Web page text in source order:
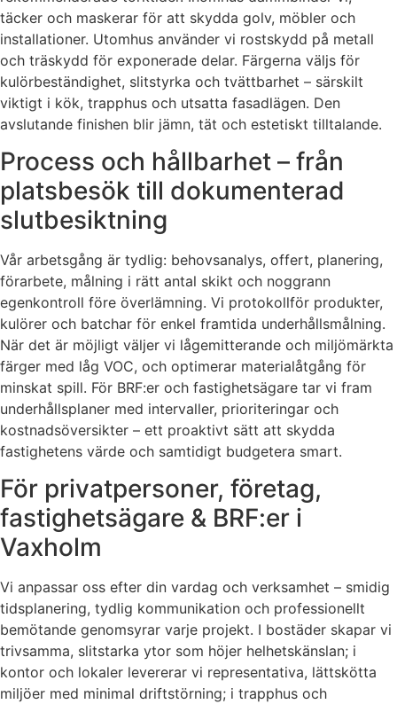
täcker och maskerar för att skydda golv, möbler och
installationer. Utomhus använder vi rostskydd på metall
och träskydd för exponerade delar. Färgerna väljs för
kulörbeständighet, slitstyrka och tvättbarhet – särskilt
viktigt i kök, trapphus och utsatta fasadlägen. Den
avslutande finishen blir jämn, tät och estetiskt tilltalande.
Process och hållbarhet – från
platsbesök till dokumenterad
slutbesiktning
Vår arbetsgång är tydlig: behovsanalys, offert, planering,
förarbete, målning i rätt antal skikt och noggrann
egenkontroll före överlämning. Vi protokollför produkter,
kulörer och batchar för enkel framtida underhållsmålning.
När det är möjligt väljer vi lågemitterande och miljömärkta
färger med låg VOC, och optimerar materialåtgång för
minskat spill. För BRF:er och fastighetsägare tar vi fram
underhållsplaner med intervaller, prioriteringar och
kostnadsöversikter – ett proaktivt sätt att skydda
fastighetens värde och samtidigt budgetera smart.
För privatpersoner, företag,
fastighetsägare & BRF:er i
Vaxholm
Vi anpassar oss efter din vardag och verksamhet – smidig
tidsplanering, tydlig kommunikation och professionellt
bemötande genomsyrar varje projekt. I bostäder skapar vi
trivsamma, slitstarka ytor som höjer helhetskänslan; i
kontor och lokaler levererar vi representativa, lättskötta
miljöer med minimal driftstörning; i trapphus och